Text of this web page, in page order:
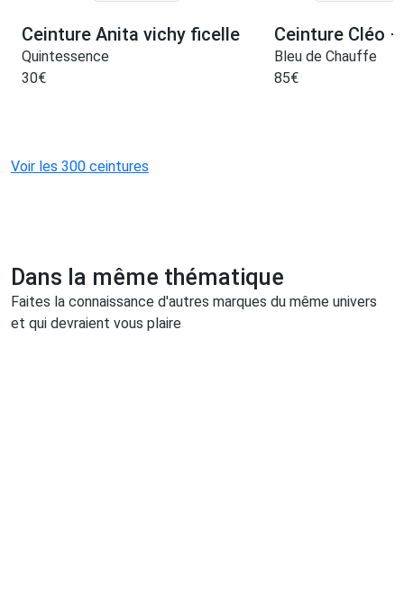
Ceinture Anita vichy ficelle
Quintessence
30€
Ceinture Cléo
Bleu de Chauffe
85€
Voir les 300 ceintures
Dans la même thématique
Faites la connaissance d'autres marques du même univers
et qui devraient vous plaire